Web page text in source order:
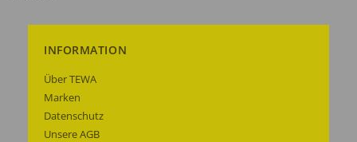
INFORMATION
Über TEWA
Marken
Datenschutz
Unsere AGB